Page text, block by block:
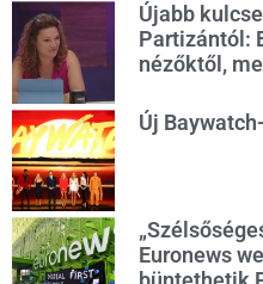
Újabb
Partizántól:
nézőktől,
Új
Euronews